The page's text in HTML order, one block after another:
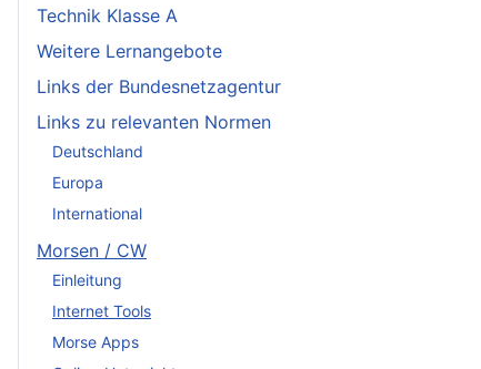
Technik Klasse A
Weitere Lernangebote
Links der Bundesnetzagentur
Links zu relevanten Normen
Deutschland
Europa
International
Morsen / CW
Einleitung
Internet Tools
Morse Apps